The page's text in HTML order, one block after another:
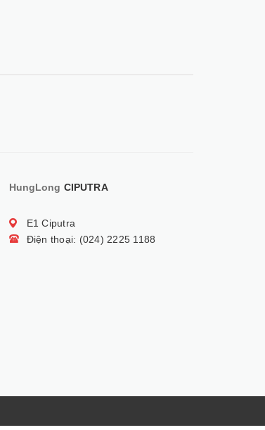
HungLong CIPUTRA
E1 Ciputra
Điện thoại: (024) 2225 1188